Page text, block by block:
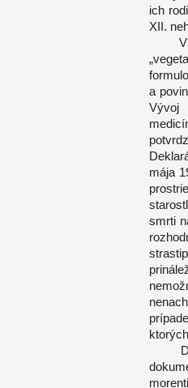
ich
XII.
a
Vývoj
mája
smrti
Dňa